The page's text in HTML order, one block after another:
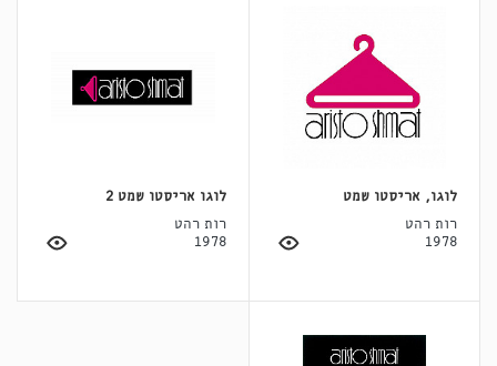
לוגו, אריסטו שמט
רות רהט
1978
לוגו אריסטו שמט 2
רות רהט
1978